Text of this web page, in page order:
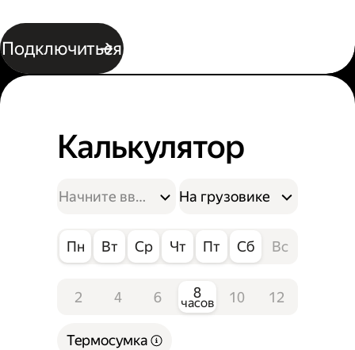
Подключиться
Калькулятор
На грузовике
Пн Вт Ср Чт Пт Сб Вс
2 4 6 8
часов 10 12
Термосумка